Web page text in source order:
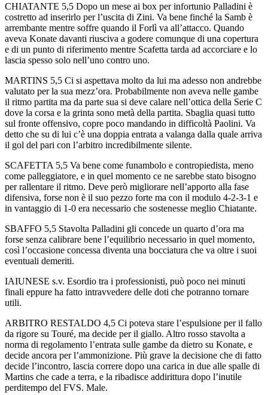
CHIATANTE 5,5 Dopo un mese ai box per infortunio Palladini è
costretto ad inserirlo per l’uscita di Zini. Va bene finché la Samb è
arrembante mentre soffre quando il Forlì va all’attacco. Quando
aveva Konate davanti riusciva a godere comunque di una copertura
e di un punto di riferimento mentre Scafetta tarda ad accorciare e lo
lascia spesso solo nell’uno contro uno.
MARTINS 5,5 Ci si aspettava molto da lui ma adesso non andrebbe
valutato per la sua mezz’ora. Probabilmente non aveva nelle gambe
il ritmo partita ma da parte sua si deve calare nell’ottica della Serie C
dove la corsa e la grinta sono metà della partita. Sbaglia quasi tutto
sul fronte offensivo, copre poco mandando in difficoltà Paolini. Va
detto che su di lui c’è una doppia entrata a valanga dalla quale arriva
il gol del pari con l’arbitro incredibilmente silente.
SCAFETTA 5,5 Va bene come funambolo e contropiedista, meno
come palleggiatore, e in quel momento ce ne sarebbe stato bisogno
per rallentare il ritmo. Deve però migliorare nell’apporto alla fase
difensiva, forse non è il suo pezzo forte ma con il modulo 4-2-3-1 e
in vantaggio di 1-0 era necessario che sostenesse meglio Chiatante.
SBAFFO 5,5 Stavolta Palladini gli concede un quarto d’ora ma
forse senza calibrare bene l’equilibrio necessario in quel momento,
così l’occasione concessa diventa una bocciatura che va oltre i suoi
eventuali demeriti.
IAIUNESE s.v. Esordio tra i professionisti, può poco nei minuti
finali eppure ha fatto intravvedere delle doti che potranno tornare
utili.
ARBITRO RESTALDO 4,5 Ci poteva stare l’espulsione per il fallo
da rigore su Touré, ma decide per il giallo. Altro rosso stavolta a
norma di regolamento l’entrata sulle gambe da dietro su Konate, e
decide ancora per l’ammonizione. Più grave la decisione che di fatto
decide l’incontro, lascia correre dopo una carica in due alle spalle di
Martins che cade a terra, e la ribadisce addirittura dopo l’inutile
perditempo del FVS. Male.